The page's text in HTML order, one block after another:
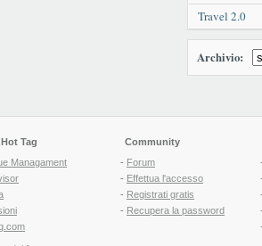
Travel 2.0
Archivio:
Tag
Managament
Community
- Forum
- Effettua l'accesso
- Registrati gratis
- Recupera la password
-
-
-
-
-